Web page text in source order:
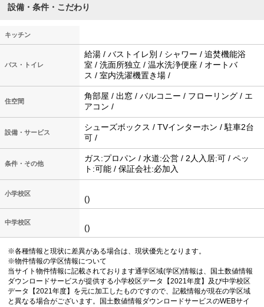
設備・条件・こだわり
キッチン
バス・トイレ
給湯 / バストイレ別 / シャワー / 追焚機能浴
室 / 洗面所独立 / 温水洗浄便座 / オートバ
ス / 室内洗濯機置き場 /
住空間
角部屋 / 出窓 / バルコニー / フローリング / エ
アコン /
設備・サービス
シューズボックス / TVインターホン / 駐車2台
可 /
条件・その他
ガス:プロパン / 水道:公営 / 2人入居:可 / ペッ
ト:可能 / 保証会社:必加入
小学校区
()
中学校区
()
※各種情報と現状に差異がある場合は、現状優先となります。
※物件情報の学区情報について
当サイト物件情報に記載されております通学区域(学区)情報は、国土数値情報
ダウンロードサービスが提供する小学校区データ【2021年度】及び中学校区
データ【2021年度】を元に加工したものですので、記載情報が現在の学区域
と異なる場合がございます。国土数値情報ダウンロードサービスのWEBサイ